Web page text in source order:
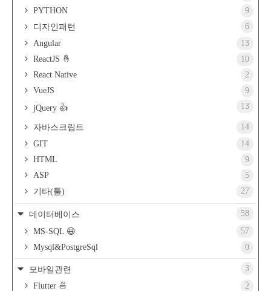
PYTHON
9
디자인패턴
6
Angular
13
ReactJS 🤞
10
React Native
2
VueJS
9
jQuery 👍
13
자바스크립트
14
GIT
14
HTML
9
ASP
5
기타(툴)
27
데이터베이스
58
MS-SQL 😃
57
Mysql&PostgreSql
0
모바일관련
3
Flutter 🍜
2